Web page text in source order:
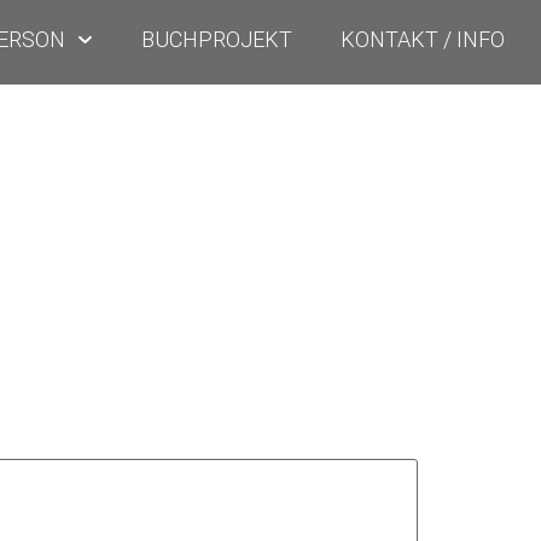
BUCHPROJEKT KONTAKT / INFO